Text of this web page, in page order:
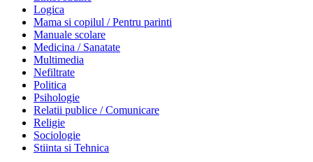
Logica
Mama si copilul / Pentru parinti
Manuale scolare
Medicina / Sanatate
Multimedia
Nefiltrate
Politica
Psihologie
Relatii publice / Comunicare
Religie
Sociologie
Stiinta si Tehnica